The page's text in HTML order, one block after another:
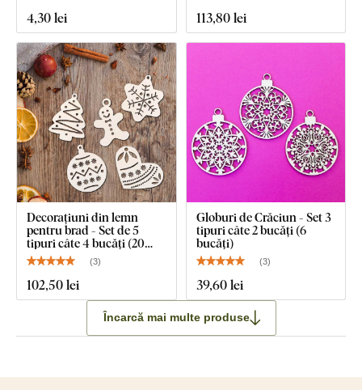
4,30 lei 113,80 lei
Decorațiuni din lemn
pentru brad - Set de 5
tipuri câte 4 bucăți (20
bucăți)
(3)
102,50 lei
Globuri de Crăciun - Set 3
tipuri câte 2 bucăți (6
bucăți)
(3)
39,60 lei
Încarcă mai multe produse